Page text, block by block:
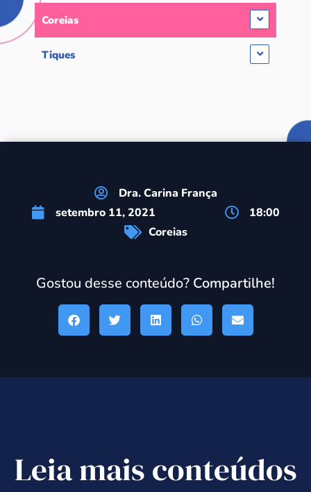
Coreias
Tiques
Dra. Carina França
setembro 11, 2021
18:00
Coreias
Gostou desse conteúdo? Compartilhe!
Leia mais conteúdos